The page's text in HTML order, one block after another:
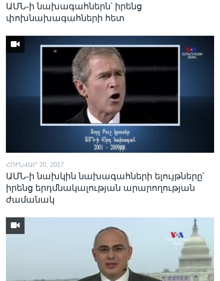
ԱՄՆ-ի նախագահներն՝ իրենց
փոխնախագահների հետ
ՀՈՒՆՎԱՐ 20, 2017
ԱՄՆ-ի նախկին նախագահների ելույթները՝
իրենց երդմնակալության արարողության
ժամանակ